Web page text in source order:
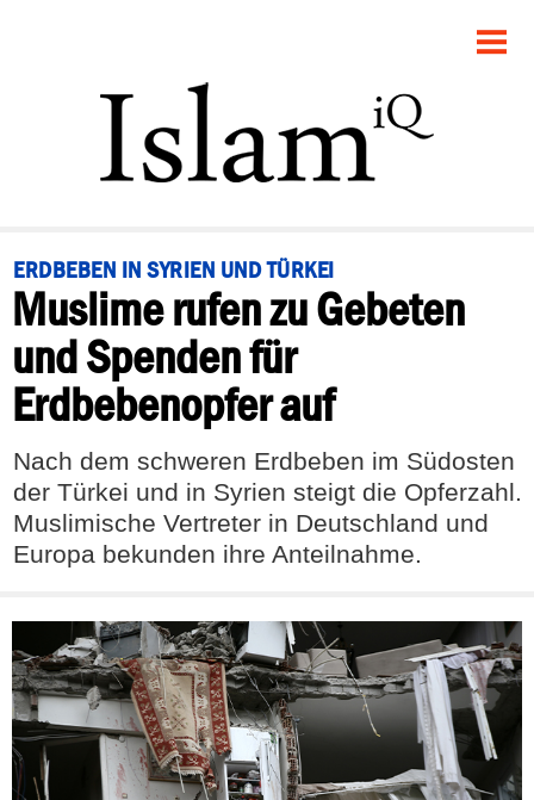
POLITIK
PANORAMA
RECHT
FEUILLETON
DEBATTE
ERDBEBEN IN SYRIEN UND TÜRKEI
Muslime rufen zu Gebeten
und Spenden für
Erdbebenopfer auf
Nach dem schweren Erdbeben im Südosten
der Türkei und in Syrien steigt die Opferzahl.
Muslimische Vertreter in Deutschland und
Europa bekunden ihre Anteilnahme.